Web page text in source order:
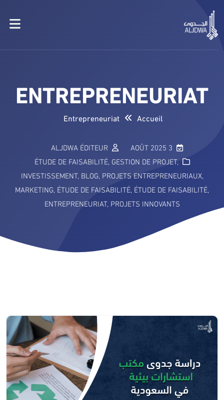
ENTREPRENEURIAT
Accueil
Entrepreneuriat
3 AOÛT 2025
ALJDWA ÉDITEUR
ÉTUDE DE FAISABILITÉ, GESTION DE PROJET,
INVESTISSEMENT, BLOG, PROJETS ENTREPRENEURIAUX,
MARKETING, ÉTUDE DE FAISABILITÉ, ÉTUDE DE FAISABILITÉ,
ENTREPRENEURIAT, PROJETS INNOVANTS